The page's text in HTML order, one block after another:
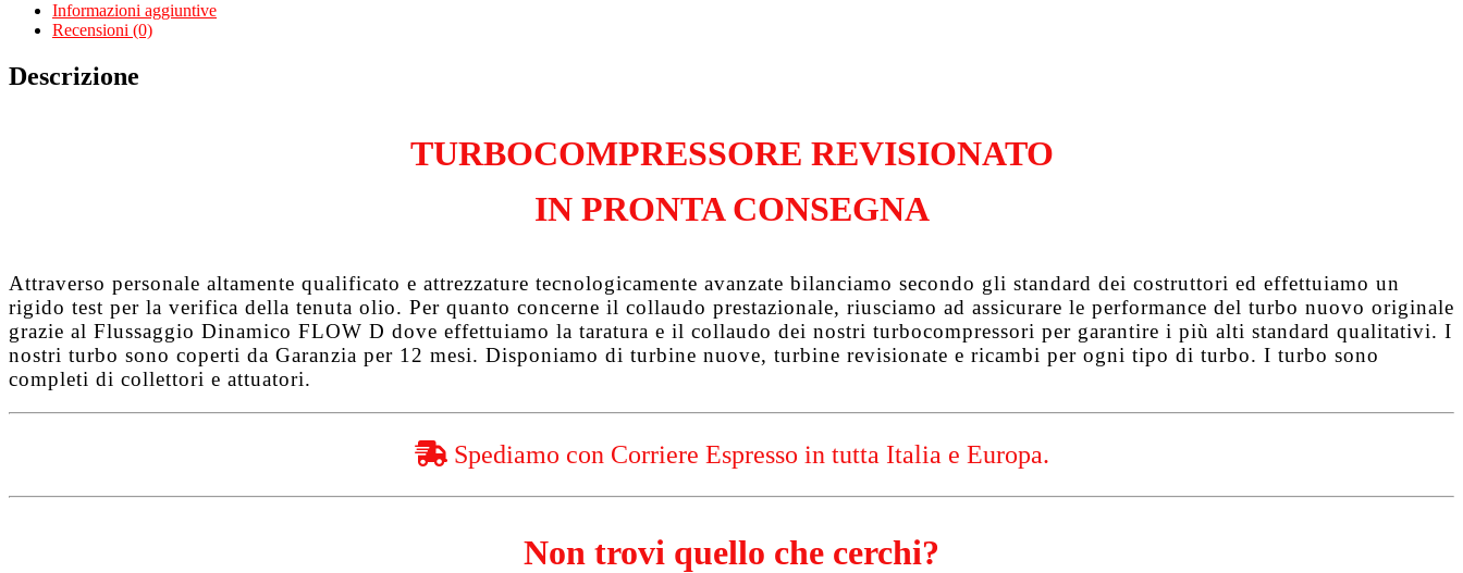
Coupe
HDiFAP
DV6TED4
quantità
Informazioni aggiuntive
Recensioni (0)
Descrizione
TURBOCOMPRESSORE REVISIONATO
IN PRONTA CONSEGNA
Attraverso personale altamente qualificato e attrezzature tecnologicamente avanzate bilanciamo secondo gli standard dei costruttori ed effettuiamo un
rigido test per la verifica della tenuta olio. Per quanto concerne il collaudo prestazionale, riusciamo ad assicurare le performance del turbo nuovo originale
grazie al Flussaggio Dinamico FLOW D dove effettuiamo la taratura e il collaudo dei nostri turbocompressori per garantire i più alti standard qualitativi. I
nostri turbo sono coperti da Garanzia per 12 mesi. Disponiamo di turbine nuove, turbine revisionate e ricambi per ogni tipo di turbo. I turbo sono
completi di collettori e attuatori.
Spediamo con Corriere Espresso in tutta Italia e Europa.
Non trovi quello che cerchi?